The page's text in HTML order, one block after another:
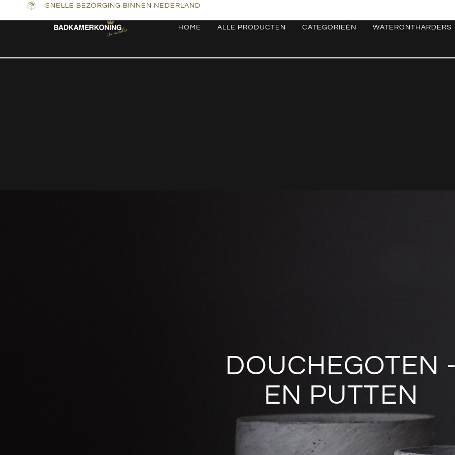
SNELLE BEZORGING BINNEN NEDERLAND
HOME ALLE PRODUCTEN CATEGORIEËN WATERONTHARDERS
DOUCHEGOTEN
EN PUTTEN